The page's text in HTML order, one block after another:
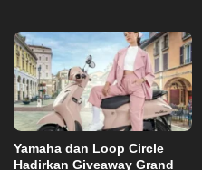
Yamaha dan Loop Circle
Hadirkan Giveaway Grand